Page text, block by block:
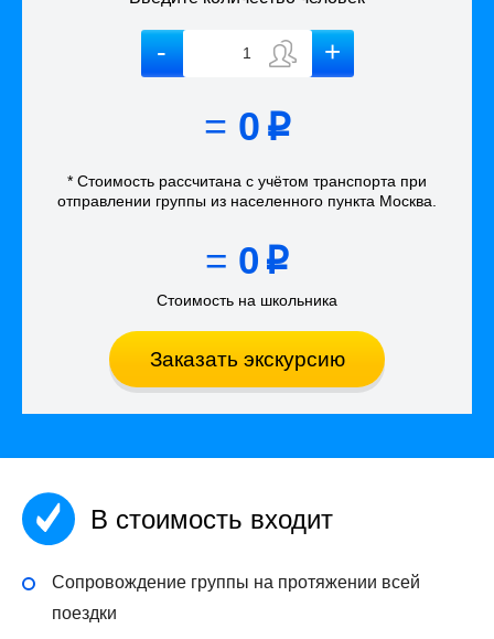
= 0 p
* Стоимость рассчитана с учётом транспорта при
отправлении группы из населенного пункта Москва
= 0 p
Стоимость на школьника
Заказать экскурсию
В стоимость входит
Сопровождение группы на протяжении всей
поездки